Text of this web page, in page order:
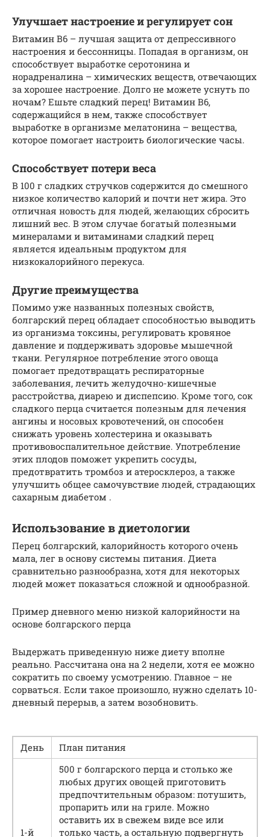
Улучшает настроение и регулирует сон
Витамин В6 – лучшая защита от депрессивного
настроения и бессонницы. Попадая в организм, он
способствует выработке серотонина и
норадреналина – химических веществ, отвечающих
за хорошее настроение. Долго не можете уснуть по
ночам? Ешьте сладкий перец! Витамин В6,
содержащийся в нем, также способствует
выработке в организме мелатонина – вещества,
которое помогает настроить биологические часы.
Способствует потери веса
В 100 г сладких стручков содержится до смешного
низкое количество калорий и почти нет жира. Это
отличная новость для людей, желающих сбросить
лишний вес. В этом случае богатый полезными
минералами и витаминами сладкий перец
является идеальным продуктом для
низкокалорийного перекуса.
Другие преимущества
Помимо уже названных полезных свойств,
болгарский перец обладает способностью выводить
из организма токсины, регулировать кровяное
давление и поддерживать здоровье мышечной
ткани. Регулярное потребление этого овоща
помогает предотвращать респираторные
заболевания, лечить желудочно-кишечные
расстройства, диарею и диспепсию. Кроме того, сок
сладкого перца считается полезным для лечения
ангины и носовых кровотечений, он способен
снижать уровень холестерина и оказывать
противовоспалительное действие. Употребление
этих плодов поможет укрепить сосуды,
предотвратить тромбоз и атеросклероз, а также
улучшить общее самочувствие людей, страдающих
сахарным диабетом .
Использование в диетологии
Перец болгарский, калорийность которого очень
мала, лег в основу системы питания. Диета
сравнительно разнообразна, хотя для некоторых
людей может показаться сложной и однообразной.
Пример дневного меню низкой калорийности на
основе болгарского перца
Выдержать приведенную ниже диету вполне
реально. Рассчитана она на 2 недели, хотя ее можно
сократить по своему усмотрению. Главное – не
сорваться. Если такое произошло, нужно сделать 10-
дневный перерыв, а затем возобновить.
День План питания
1-й
500 г болгарского перца и столько же
любых других овощей приготовить
предпочтительным образом: потушить,
пропарить или на гриле. Можно
оставить их в свежем виде все или
только часть, а остальную подвергнуть